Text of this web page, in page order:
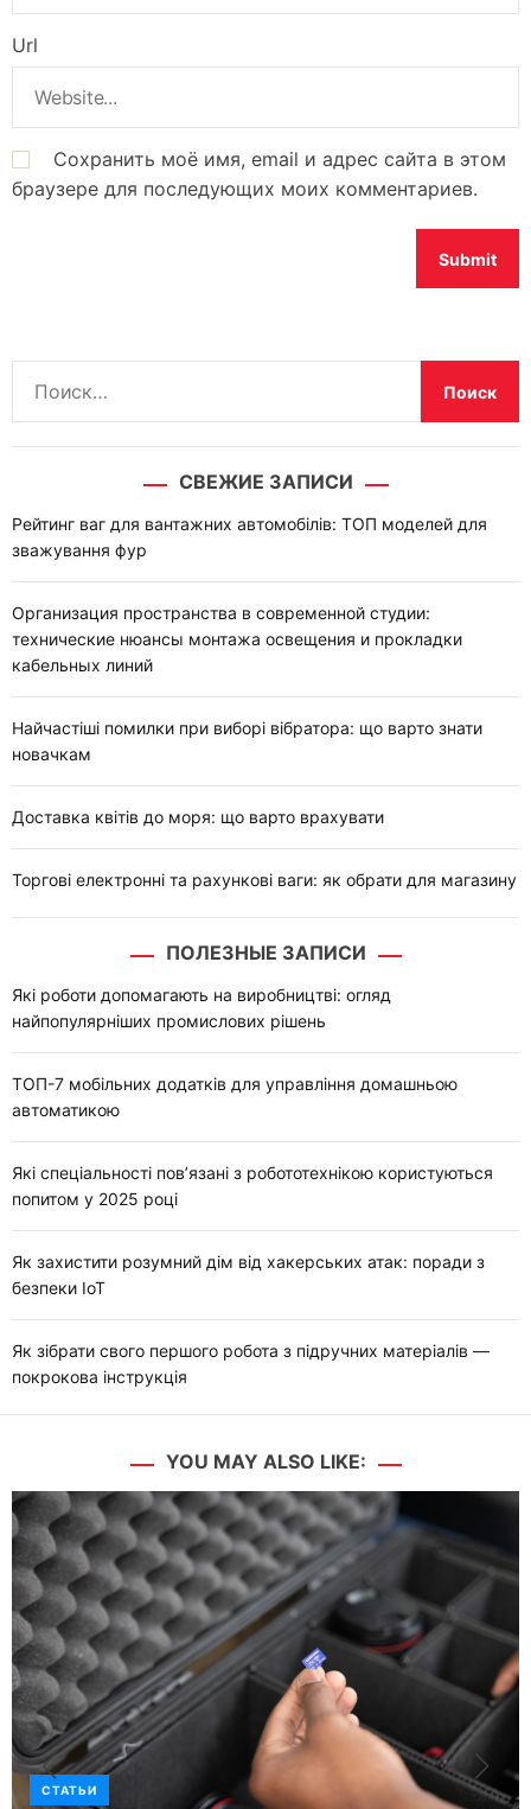
Url
Сохранить моё имя, email и адрес сайта в этом
браузере для последующих моих комментариев.
:
СВЕЖИЕ ЗАПИСИ
Рейтинг ваг для вантажних автомобілів: ТОП моделей для
зважування фур
Организация пространства в современной студии:
технические нюансы монтажа освещения и прокладки
кабельных линий
Найчастіші помилки при виборі вібратора: що варто знати
новачкам
Доставка квітів до моря: що варто врахувати
Торгові електронні та рахункові ваги: як обрати для магазину
ПОЛЕЗНЫЕ ЗАПИСИ
Які роботи допомагають на виробництві: огляд
найпопулярніших промислових рішень
ТОП-7 мобільних додатків для управління домашньою
автоматикою
Які спеціальності пов’язані з робототехнікою користуються
попитом у 2025 році
Як захистити розумний дім від хакерських атак: поради з
безпеки IoT
Як зібрати свого першого робота з підручних матеріалів —
покрокова інструкція
YOU MAY ALSO LIKE:
СТАТЬИ